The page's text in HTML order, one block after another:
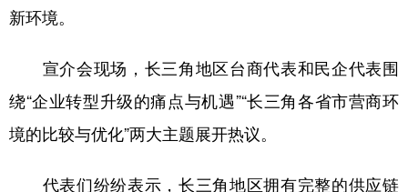
新环境。
宣介会现场，长三角地区台商代表和民企代表围
绕“企业转型升级的痛点与机遇”“长三角各省市营商环
境的比较与优化”两大主题展开热议。
代表们纷纷表示，长三角地区拥有完整的供应链